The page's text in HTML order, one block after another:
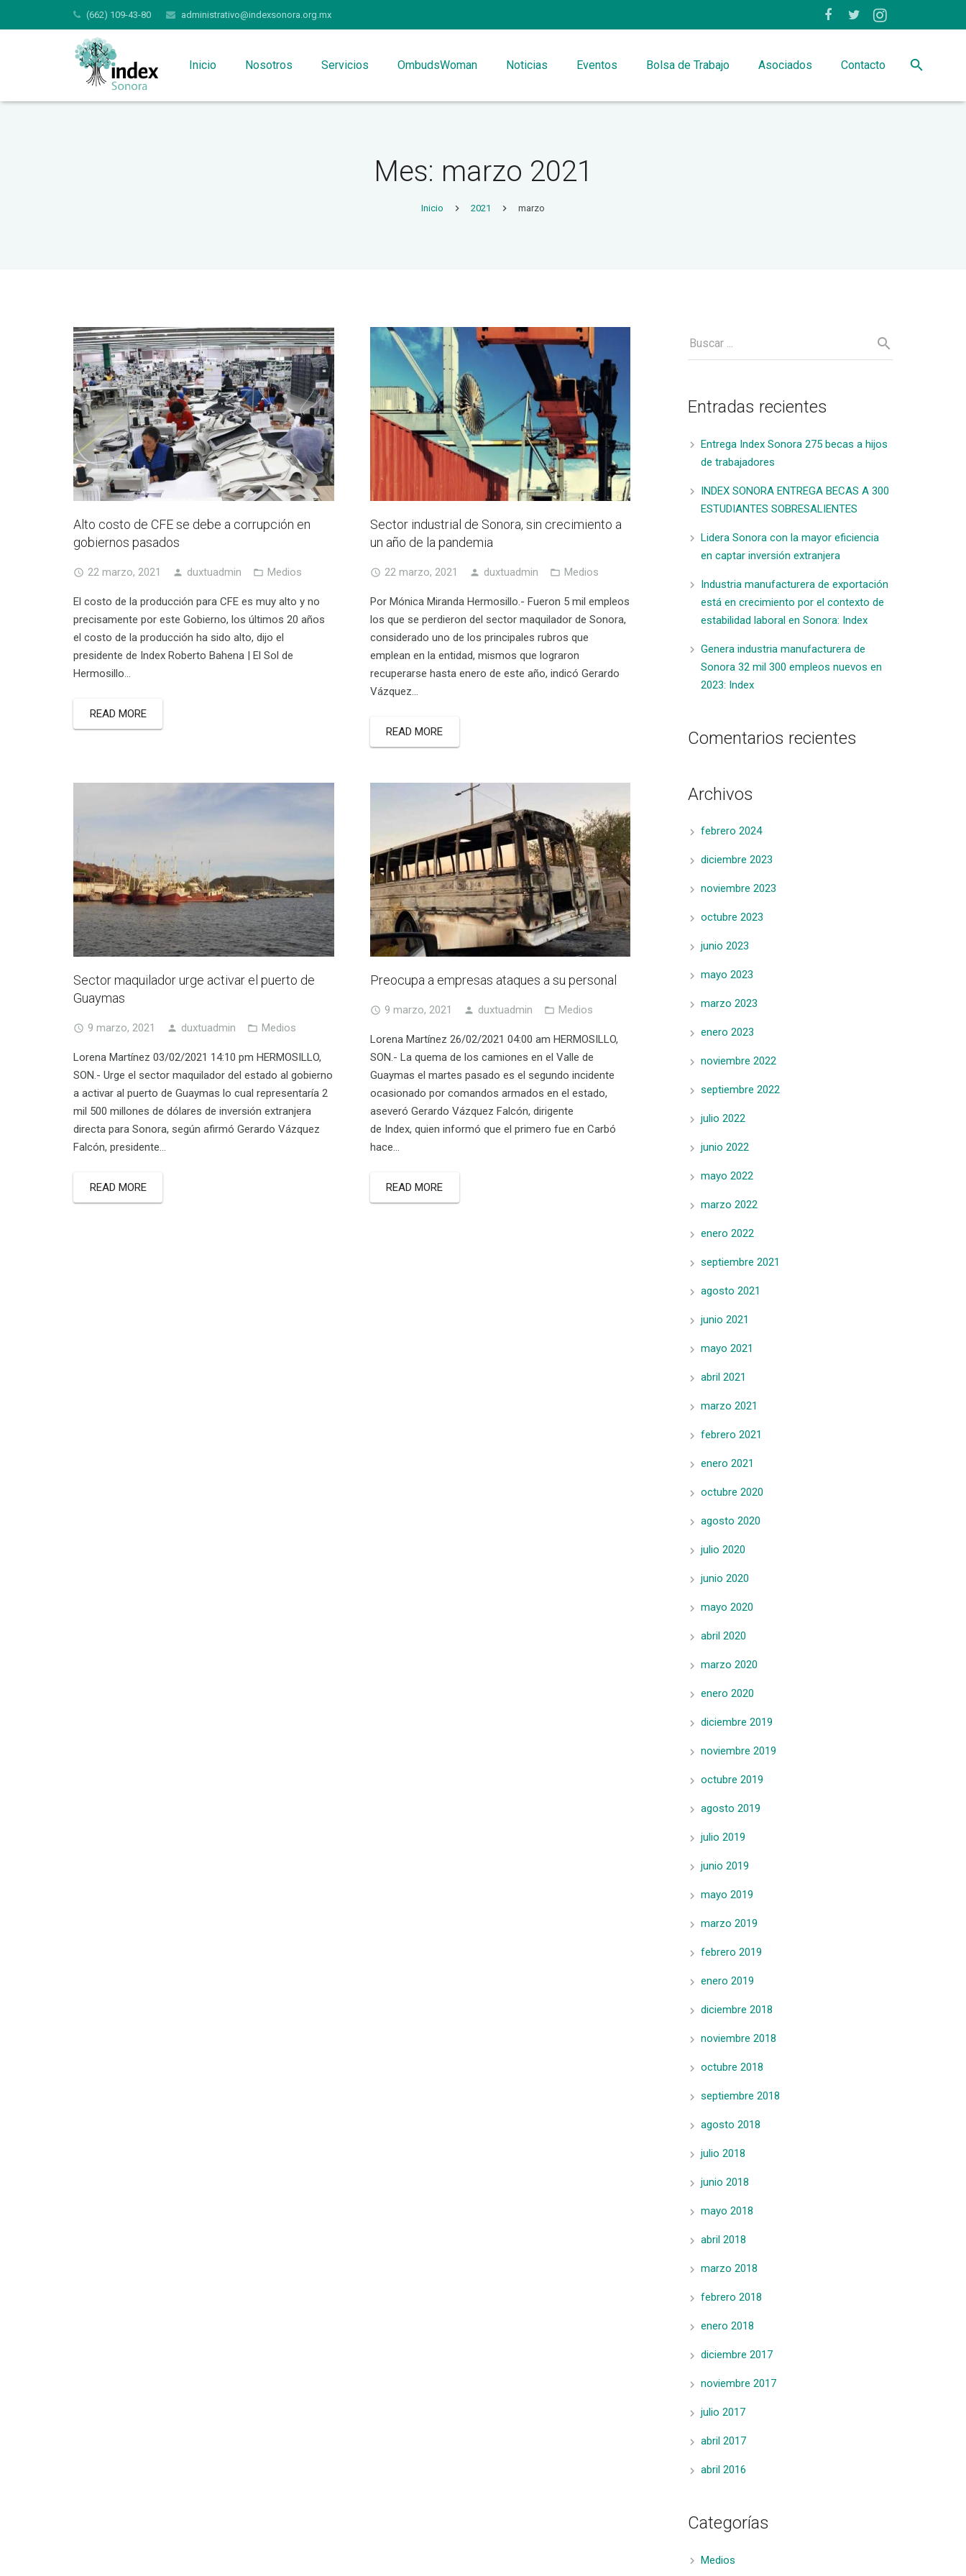
(662) 109-43-80 administrativo@indexsonora.org.mx
Inicio Nosotros Servicios OmbudsWoman Noticias Eventos Bolsa de Trabajo Asociados Contacto
Mes: marzo 2021
Inicio 2021 marzo
Alto costo de CFE se debe a corrupción en
gobiernos pasados
22 marzo, 2021 duxtuadmin Medios
El costo de la producción para CFE es muy alto y no
precisamente por este Gobierno, los últimos 20 años
el costo de la producción ha sido alto, dijo el
presidente de Index Roberto Bahena | El Sol de
Hermosillo…
READ MORE
Sector industrial de Sonora, sin crecimiento a
un año de la pandemia
22 marzo, 2021 duxtuadmin Medios
Por Mónica Miranda Hermosillo.- Fueron 5 mil empleos
los que se perdieron del sector maquilador de Sonora,
considerado uno de los principales rubros que
emplean en la entidad, mismos que lograron
recuperarse hasta enero de este año, indicó Gerardo
Vázquez…
READ MORE
Sector maquilador urge activar el puerto de
Guaymas
9 marzo, 2021 duxtuadmin Medios
Lorena Martínez 03/02/2021 14:10 pm HERMOSILLO,
SON.- Urge el sector maquilador del estado al gobierno
a activar al puerto de Guaymas lo cual representaría 2
mil 500 millones de dólares de inversión extranjera
directa para Sonora, según afirmó Gerardo Vázquez
Falcón, presidente…
READ MORE
Preocupa a empresas ataques a su personal
9 marzo, 2021 duxtuadmin Medios
Lorena Martínez 26/02/2021 04:00 am HERMOSILLO,
SON.- La quema de los camiones en el Valle de
Guaymas el martes pasado es el segundo incidente
ocasionado por comandos armados en el estado,
aseveró Gerardo Vázquez Falcón, dirigente
de Index, quien informó que el primero fue en Carbó
hace…
READ MORE
Entradas recientes
Entrega Index Sonora 275 becas a hijos
de trabajadores
INDEX SONORA ENTREGA BECAS A 300
ESTUDIANTES SOBRESALIENTES
Lidera Sonora con la mayor eficiencia
en captar inversión extranjera
Industria manufacturera de exportación
está en crecimiento por el contexto de
estabilidad laboral en Sonora: Index
Genera industria manufacturera de
Sonora 32 mil 300 empleos nuevos en
2023: Index
Comentarios recientes
Archivos
febrero 2024
diciembre 2023
noviembre 2023
octubre 2023
junio 2023
mayo 2023
marzo 2023
enero 2023
noviembre 2022
septiembre 2022
julio 2022
junio 2022
mayo 2022
marzo 2022
enero 2022
septiembre 2021
agosto 2021
junio 2021
mayo 2021
abril 2021
marzo 2021
febrero 2021
enero 2021
octubre 2020
agosto 2020
julio 2020
junio 2020
mayo 2020
abril 2020
marzo 2020
enero 2020
diciembre 2019
noviembre 2019
octubre 2019
agosto 2019
julio 2019
junio 2019
mayo 2019
marzo 2019
febrero 2019
enero 2019
diciembre 2018
noviembre 2018
octubre 2018
septiembre 2018
agosto 2018
julio 2018
junio 2018
mayo 2018
abril 2018
marzo 2018
febrero 2018
enero 2018
diciembre 2017
noviembre 2017
julio 2017
abril 2017
abril 2016
Categorías
Medios